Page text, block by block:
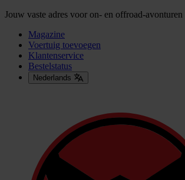
Jouw vaste adres voor on- en offroad-avonturen
Magazine
Voertuig toevoegen
Klantenservice
Bestelstatus
Nederlands